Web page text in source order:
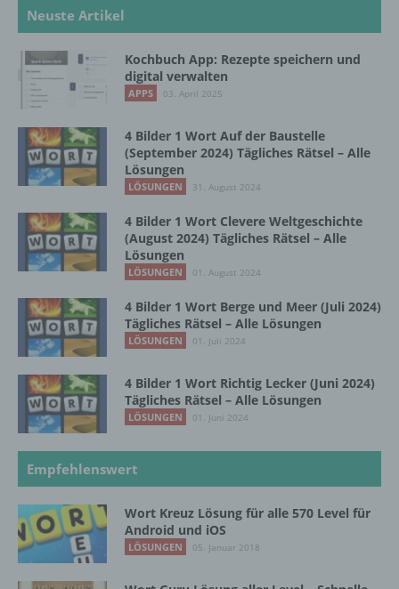
Neuste Artikel
Kochbuch App: Rezepte speichern und
digital verwalten
APPS 03. April 2025
4 Bilder 1 Wort Auf der Baustelle
(September 2024) Tägliches Rätsel – Alle
Lösungen
LÖSUNGEN 31. August 2024
4 Bilder 1 Wort Clevere Weltgeschichte
(August 2024) Tägliches Rätsel – Alle
Lösungen
LÖSUNGEN 01. August 2024
4 Bilder 1 Wort Berge und Meer (Juli 2024)
Tägliches Rätsel – Alle Lösungen
LÖSUNGEN 01. Juli 2024
4 Bilder 1 Wort Richtig Lecker (Juni 2024)
Tägliches Rätsel – Alle Lösungen
LÖSUNGEN 01. Juni 2024
Empfehlenswert
Wort Kreuz Lösung für alle 570 Level für
Android und iOS
LÖSUNGEN 05. Januar 2018
personenbezogener Daten in einer Weise,
Informationen nicht mehr einer spezifischen
betroffenen Person zugeordnet werden
können, sofern diese zusätzlichen
und technischen und organisatorischen
Maßnahmen unterliegen, die gewährleisten,
dass die personenbezogenen Daten nicht
einer identifizierten oder identifizierbaren
g) Verantwortlicher oder für die Verarbeitung
Verantwortlicher
Verantwortlicher oder für die Verarbeitung
Verantwortlicher ist die natürliche oder
juristische Person, Behörde, Einrichtung
oder andere Stelle, die allein oder
gemeinsam mit anderen über die Zwecke
und Mittel der Verarbeitung von
personenbezogenen Daten entscheidet.
Verarbeitung durch das Unionsrecht oder
beziehungsweise können die bestimmten
Kriterien seiner Benennung nach dem
Unionsrecht oder dem Recht der